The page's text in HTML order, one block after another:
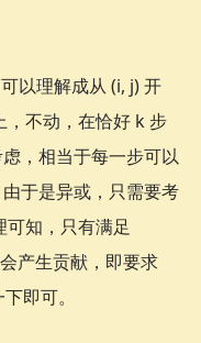
以理解成从 (i, j) 开
，不动，在恰好 k 步
，相当于每一步可以
由于是异或，只需要考
知，只有满足
k = k
产生贡献，即要求(i
即可。